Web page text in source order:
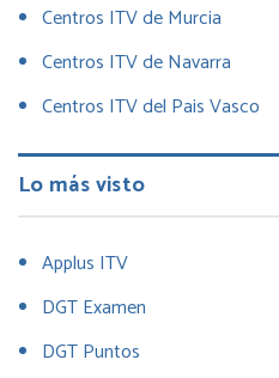
Centros ITV de Murcia
Centros ITV de Navarra
Centros ITV del Pais Vasco
Lo más visto
Applus ITV
DGT Examen
DGT Puntos